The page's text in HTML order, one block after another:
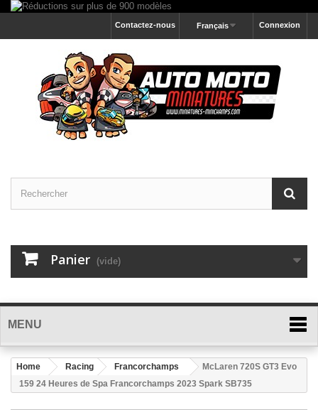
Connexion
Français
Contactez-nous
Panier (vide)
MENU
Home Racing Francorchamps
McLaren 720S GT3 Evo
159 24 Heures de Spa Francorchamps 2023 Spark SB735